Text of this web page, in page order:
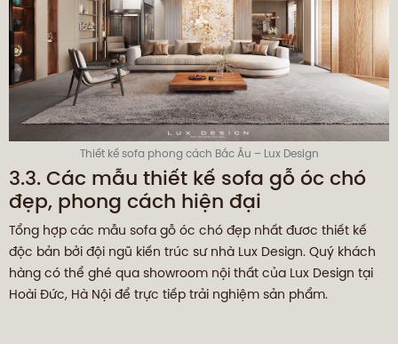
Thiết kế sofa phong cách Bắc Âu – Lux Design
3.3. Các mẫu thiết kế sofa gỗ óc chó
đẹp, phong cách hiện đại
Tổng hợp các mẫu sofa gỗ óc chó đẹp nhất đươc thiết kế
độc bản bởi đội ngũ kiến trúc sư nhà Lux Design. Quý khách
hàng có thể ghé qua showroom nội thất của Lux Design tại
Hoài Đức, Hà Nội để trực tiếp trải nghiệm sản phẩm.